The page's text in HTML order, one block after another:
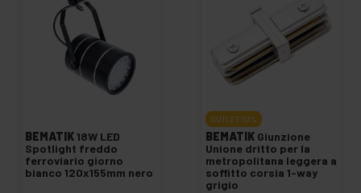
BEMATIK 18W LED
Spotlight freddo
ferroviario giorno
bianco 120x155mm nero
OUTLET 70%
BEMATIK Giunzione
Unione dritto per la
metropolitana leggera a
soffitto corsia 1-way
grigio